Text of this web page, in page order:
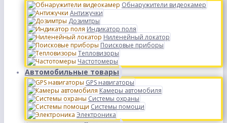
Обнаружители видеокамер
Антижучки
Дозимтры
Индикатор поля
Ниленейный локатор
Поисковые приборы
Тепловизоры
Частотомеры
Автомобильные товары
GPS навигаторы
Камеры автомобиля
Системы охраны
Системы помощи
Электроника